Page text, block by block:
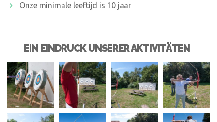
Onze minimale leeftijd is 10 jaar
EIN EINDRUCK UNSERER AKTIVITÄTEN